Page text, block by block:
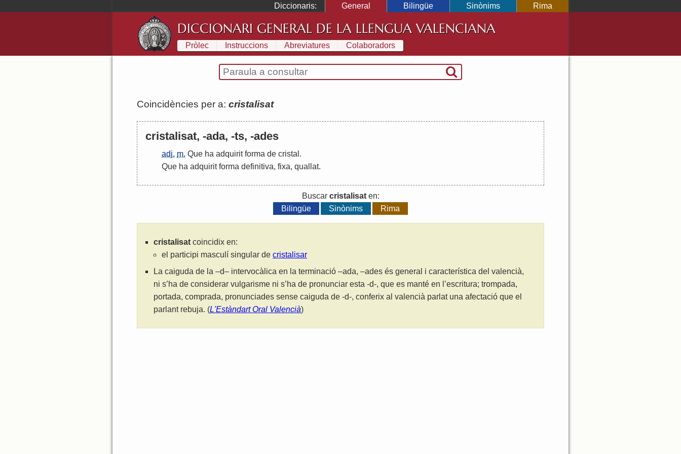
Diccionaris: General Bilingüe Sinònims Rima
DICCIONARI GENERAL DE LA LLENGUA VALENCIANA
Pròlec Instruccions Abreviatures Colaboradors
Coincidències per a: cristalisat
cristalisat, -ada, -ts, -ades
adj. m. Que ha adquirit forma de cristal .
Que ha adquirit forma definitiva, fixa, quallat.
Buscar cristalisaten:
Bilingüe
Sinònims Rima
cristalisat coincidix en:
el participi masculí singular de cristalisar
La caiguda de la –d– intervocàlica en la terminació –ada, –ades és general i característica del valencià,
ni s’ha de considerar vulgarisme ni s’ha de pronunciar esta -d-, que es manté en l’escritura; trompada,
portada, comprada, pronunciades sense caiguda de -d-, conferix al valencià parlat una afectació que el
parlant rebuja. (L'Estàndart Oral Valencià)